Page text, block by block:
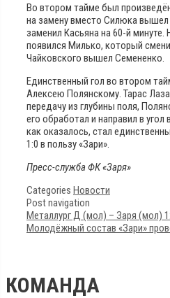
Во втором тайме был
на замену вместо Силюка
заменил Касьяна на 60-й минуте.
появился Милько, который
Чайковского вышел Семененко.
Единственный гол во втором
Алексею Полянскому. Тарас
передачу из глубины поля,
его обработал и направил в угол
как оказалось, стал
1:0 в пользу «Зари».
Пресс-служба ФК «Заря»
Categories Новости
Post navigation
Металлург Д (мол) – Заря (мол)
Молодёжный состав «Зари»
КОМАНДА